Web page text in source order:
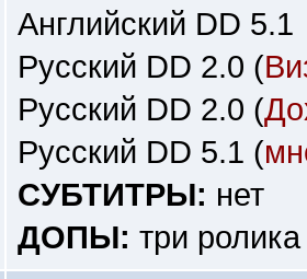
Английский DD 5.1
Русский DD 2.0 (
Русский DD 2.0 (
Русский DD 5.1 (
СУБТИТРЫ: нет
ДОПЫ: три